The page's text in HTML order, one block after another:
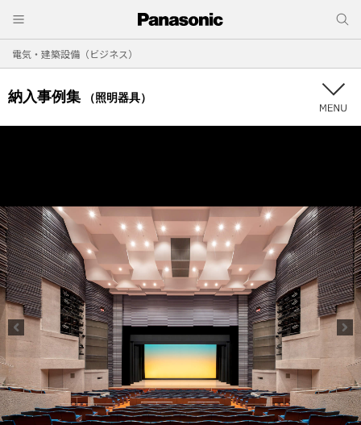
電気・建築設備（ビジネス）
納入事例集 （照明器具）